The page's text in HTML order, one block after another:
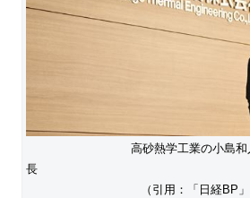
高砂熱学工業の小島和
（引用：「日経BP」